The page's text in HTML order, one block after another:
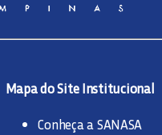
Mapa do Site Institucional
Conheça a SANASA